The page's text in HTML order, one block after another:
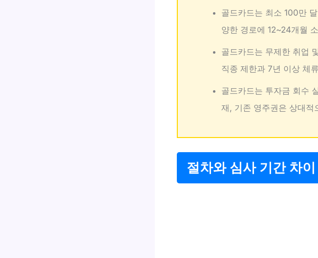
골드카드는 최소 100만
양한 경로에 12~24개월
골드카드는 무제한 취업
직종 제한과 7년 이상 체
골드카드는 투자금 회수
재, 기존 영주권은 상대적
절차와 심사 기간 차이